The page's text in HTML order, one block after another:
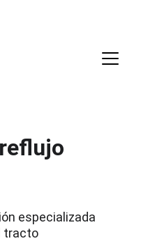
especializada
tracto